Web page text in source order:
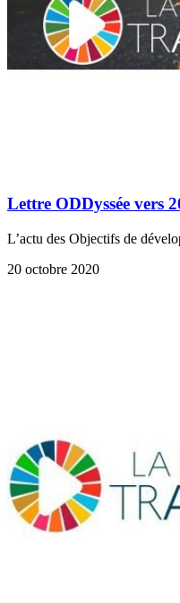
Lettre ODDyssée vers
L’actu des Objectifs de
20 octobre 2020